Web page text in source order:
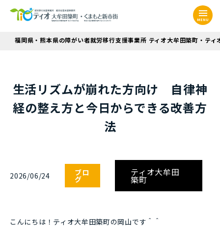
MENU
福岡県・熊本県の障がい者就労移行支援事業所 ティオ大牟田築町・ティ
生活リズムが崩れた方向け 自律神
経の整え方と今日からできる改善方
法
2026/06/24 ブロ
グ
ティオ大牟田
築町
こんにちは！ティオ大牟田築町の岡山です＾＾